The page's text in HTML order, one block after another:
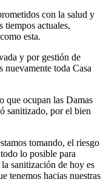
con la salud y
tiempos actuales,
esta.
y por gestión de
nuevamente toda Casa
que ocupan las Damas
sanitizado, por el bien
tomando, el riesgo
lo posible para
sanitización de hoy es
tenemos hacias nuestras